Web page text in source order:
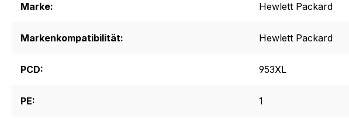
Marke: Hewlett Packard
Markenkompatibilität: Hewlett Packard
PCD: 953XL
PE: 1